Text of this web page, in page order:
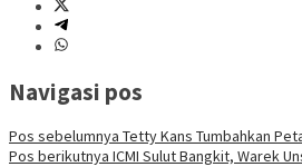
Navigasi pos
Pos sebelumnya Tetty Kans Tumbahkan
Pos berikutnya ICMI Sulut Bangkit, Warek